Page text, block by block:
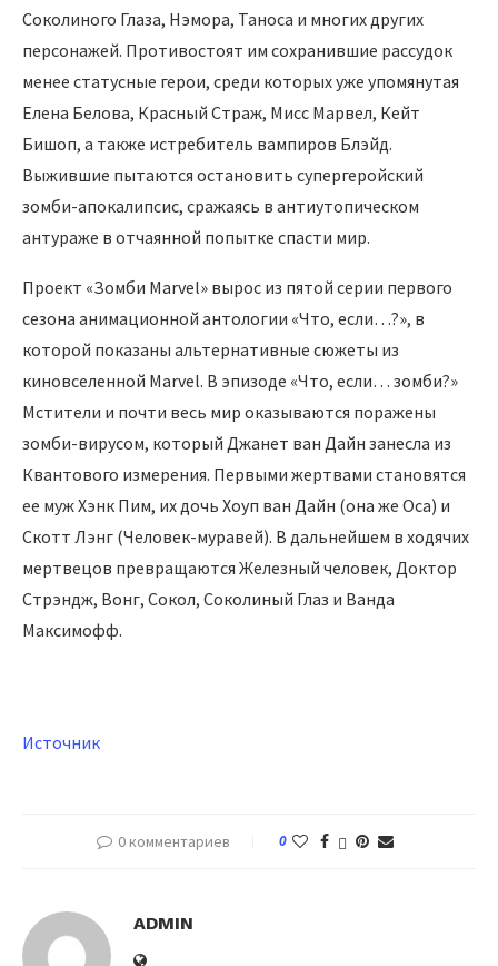
Соколиного Глаза, Нэмора, Таноса и многих других
персонажей. Противостоят им сохранившие рассудок
менее статусные герои, среди которых уже упомянутая
Елена Белова, Красный Страж, Мисс Марвел, Кейт
Бишоп, а также истребитель вампиров Блэйд.
Выжившие пытаются остановить супергеройский
зомби-апокалипсис, сражаясь в антиутопическом
антураже в отчаянной попытке спасти мир.
Проект «Зомби Marvel» вырос из пятой серии первого
сезона анимационной антологии «Что, если…?», в
которой показаны альтернативные сюжеты из
киновселенной Marvel. В эпизоде «Что, если… зомби?»
Мстители и почти весь мир оказываются поражены
зомби-вирусом, который Джанет ван Дайн занесла из
Квантового измерения. Первыми жертвами становятся
ее муж Хэнк Пим, их дочь Хоуп ван Дайн (она же Оса) и
Скотт Лэнг (Человек-муравей). В дальнейшем в ходячих
мертвецов превращаются Железный человек, Доктор
Стрэндж, Вонг, Сокол, Соколиный Глаз и Ванда
Максимофф.
Источник
0 комментариев 0
ADMIN